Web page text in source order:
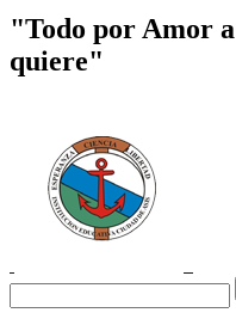
"Todo por Amor
quiere"